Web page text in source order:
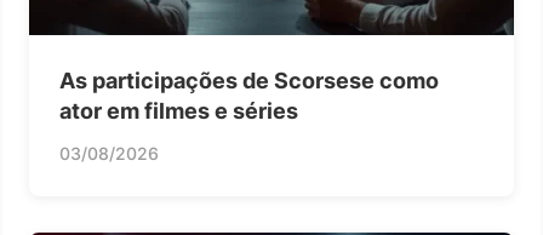
As participações de Scorsese como
ator em filmes e séries
03/08/2026